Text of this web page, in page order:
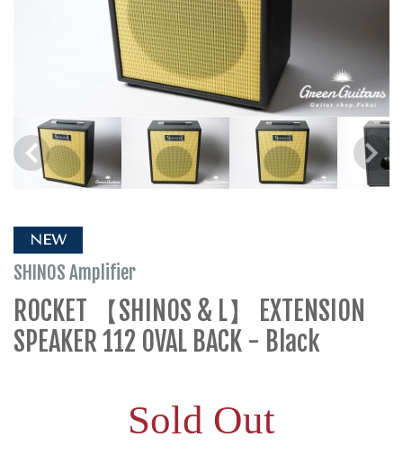
NEW
SHINOS Amplifier
ROCKET 【SHINOS & L】 EXTENSION
SPEAKER 112 OVAL BACK - Black
Sold Out